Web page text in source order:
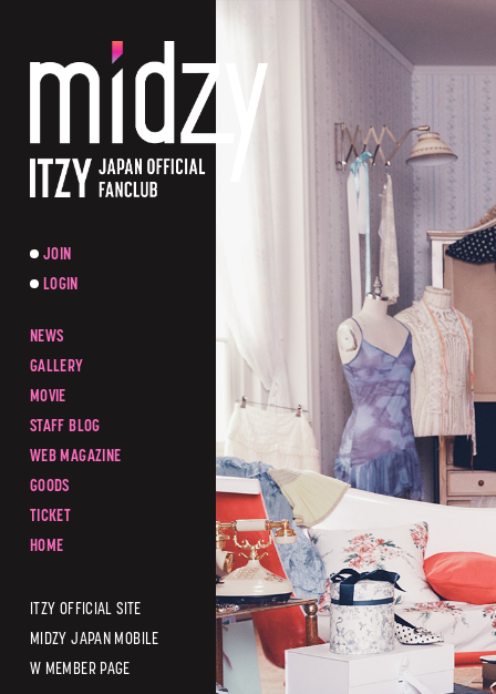
JOIN
LOGIN
NEWS
GALLERY
MOVIE
STAFF BLOG
WEB MAGAZINE
GOODS
TICKET
HOME
ITZY OFFICIAL SITE
MIDZY JAPAN MOBILE
W MEMBER PAGE